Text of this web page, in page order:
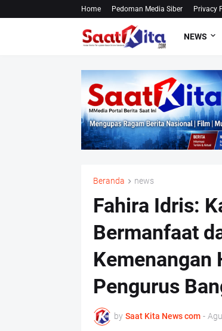
Home Pedoman Media Siber Privacy
NEWS
Beranda news
Fahira Idris:
Bermanfaat
Kemenangan
Pengurus
by Saat Kita News com -